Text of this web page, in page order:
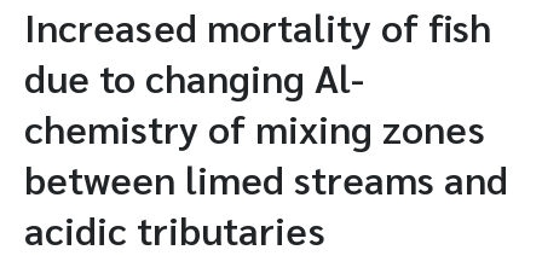
Increased mortality of fish
due to changing Al-
chemistry of mixing zones
between limed streams and
acidic tributaries